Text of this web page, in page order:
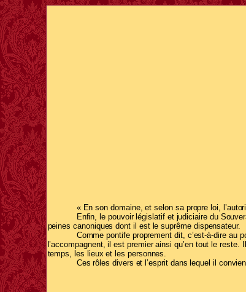
« En son domaine, et selon sa propre loi,
Enfin, le pouvoir législatif et judiciaire du
peines canoniques dont il est le suprême dispensateur.
Comme pontife proprement dit, c’est-à-dire au
l’accompagnent, il est premier ainsi qu’en tout le
temps, les lieux et les personnes.
Ces rôles divers et l’esprit dans lequel il